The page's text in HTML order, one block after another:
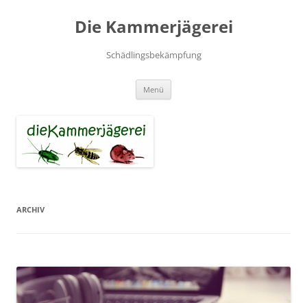
Die Kammerjägerei
Schädlingsbekämpfung
Menü
ARCHIV